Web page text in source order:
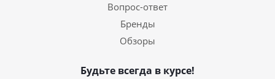
Вопрос-ответ
Бренды
Обзоры
Будьте всегда в курсе!